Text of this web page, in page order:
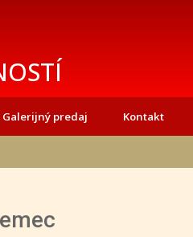
Galerijný predaj Kontakt